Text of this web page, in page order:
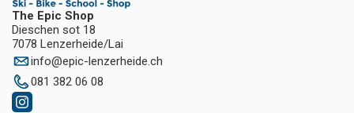
The Epic Shop
Dieschen sot 18
7078 Lenzerheide/Lai
info@epic-lenzerheide.ch
081 382 06 08